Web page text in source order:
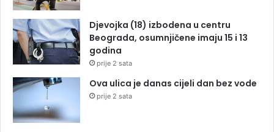
Djevojka (18) izbodena u centru
Beograda, osumnjičene imaju 15 i 13
godina
prije 2 sata
Ova ulica je danas cijeli dan bez vode
prije 2 sata